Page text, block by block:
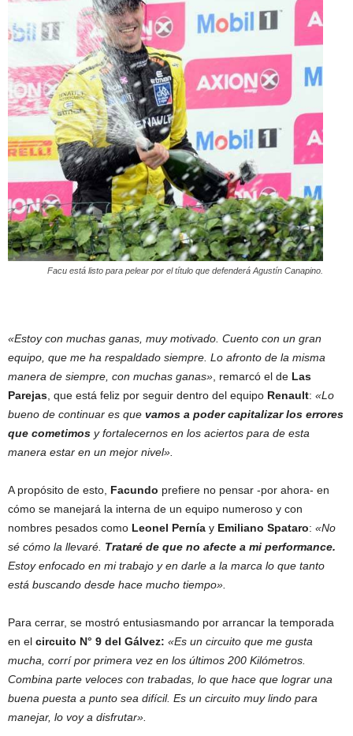
Facu está listo para pelear por el título que defenderá Agustín Canapino.
«Estoy con muchas ganas, muy motivado. Cuento con un gran
equipo, que me ha respaldado siempre. Lo afronto de la misma
manera de siempre, con muchas ganas» , remarcó el de Las
Parejas , que está feliz por seguir dentro del equipo Renault: «Lo
bueno de continuar es que vamos a poder capitalizar los errores
que cometimos y fortalecernos en los aciertos para de esta
manera estar en un mejor nivel».
A propósito de esto, Facundo prefiere no pensar -por ahora- en
cómo se manejará la interna de un equipo numeroso y con
nombres pesados como Leonel Pernía y Emiliano Spataro: «No
sé cómo la llevaré. Trataré de que no afecte a mi performance.
Estoy enfocado en mi trabajo y en darle a la marca lo que tanto
está buscando desde hace mucho tiempo».
Para cerrar, se mostró entusiasmando por arrancar la temporada
en el circuito N° 9 del Gálvez: «Es un circuito que me gusta
mucha, corrí por primera vez en los últimos 200 Kilómetros.
Combina parte veloces con trabadas, lo que hace que lograr una
buena puesta a punto sea difícil. Es un circuito muy lindo para
manejar, lo voy a disfrutar».